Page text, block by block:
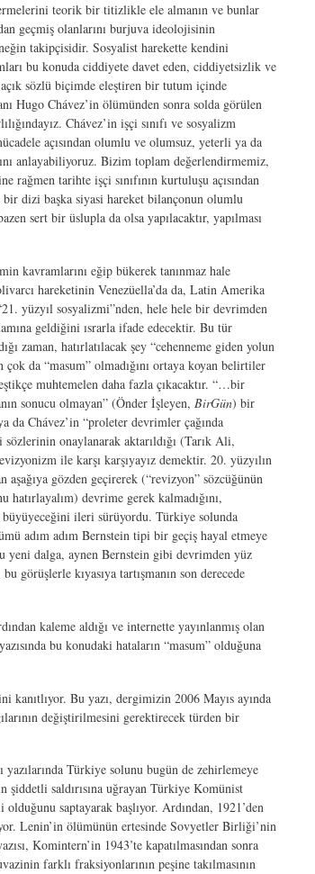
teorik bir titizlikle ele almanın ve bunlar
geçmiş olanlarını burjuva ideolojisinin
takipçisidir. Sosyalist harekette kendini
bu konuda ciddiyete davet eden, ciddiyetsizlik ve
sözlü biçimde eleştiren bir tutum içinde
Hugo Chávez’in ölümünden sonra solda görülen
Chávez’in işçi sınıfı ve sosyalizm
açısından olumlu ve olumsuz, yeterli ya da
anlayabiliyoruz. Bizim toplam değerlendirmemiz,
rağmen tarihte işçi sınıfının kurtuluşu açısından
dizi başka siyasi hareket bilançonun olumlu
sert bir üslupla da olsa yapılacaktır, yapılması
kavramlarını eğip bükerek tanınmaz hale
hareketinin Venezüella’da da, Latin Amerika
yüzyıl sosyalizmi”nden, hele hele bir devrimden
geldiğini ısrarla ifade edecektir. Bu tür
zaman, hatırlatılacak şey “cehenneme giden yolun
da “masum” olmadığını ortaya koyan belirtiler
muhtemelen daha fazla çıkacaktır. “…bir
sonucu olmayan” (Önder İşleyen, BirGün) bir
da Chávez’in “proleter devrimler çağında
sözlerinin onaylanarak aktarıldığı (Tarık Ali,
ile karşı karşıyayız demektir. 20. yüzyılın
gözden geçirerek (“revizyon” sözcüğünün
hatırlayalım) devrime gerek kalmadığını,
ileri sürüyordu. Türkiye solunda
adım adım Bernstein tipi bir geçiş hayal etmeye
yeni dalga, aynen Bernstein gibi devrimden yüz
görüşlerle kıyasıya tartışmanın son derecede
kaleme aldığı ve internette yayınlanmış olan
bu konudaki hataların “masum” olduğuna
Bu yazı, dergimizin 2006 Mayıs ayında
değiştirilmesini gerektirecek türden bir
Türkiye solunu bugün de zehirlemeye
saldırısına uğrayan Türkiye Komünist
saptayarak başlıyor. Ardından, 1921’den
Lenin’in ölümünün ertesinde Sovyetler Birliği’nin
Komintern’in 1943’te kapatılmasından sonra
farklı fraksiyonlarının peşine takılmasının